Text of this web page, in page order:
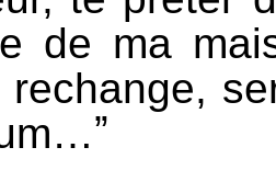
de ma
rechange,